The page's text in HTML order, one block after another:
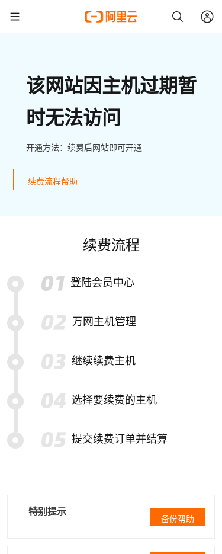
该网站因主机过期暂
时无法访问
开通方法：续费后网站即可开通
续费流程帮助
续费流程
登陆会员中心
万网主机管理
继续续费主机
选择要续费的主机
提交续费订单并结算
特别提示
备份帮助